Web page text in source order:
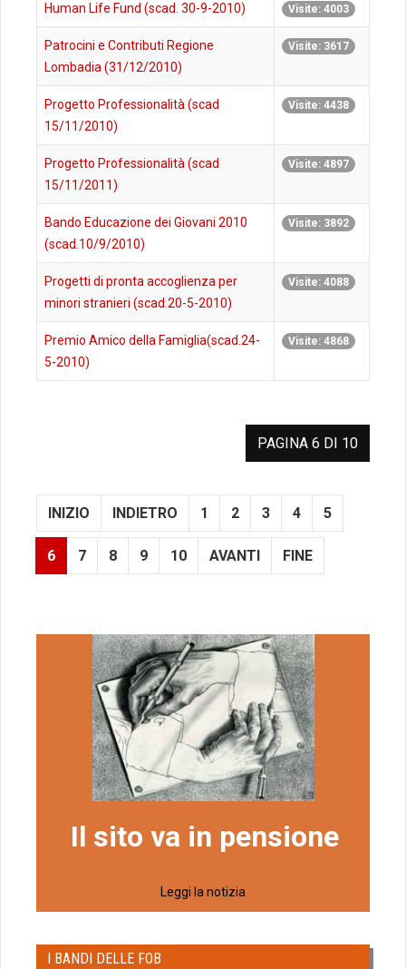
Human Life Fund (scad. 30-9-2010) Visite: 4003
Patrocini e Contributi Regione
Lombadia (31/12/2010)
Visite: 3617
Progetto Professionalità (scad
15/11/2010)
Visite: 4438
Progetto Professionalità (scad
15/11/2011)
Visite: 4897
Bando Educazione dei Giovani 2010
(scad.10/9/2010)
Visite: 3892
Progetti di pronta accoglienza per
minori stranieri (scad.20-5-2010)
Visite: 4088
Premio Amico della Famiglia(scad.24-
5-2010)
Visite: 4868
PAGINA 6 DI 10
INIZIO INDIETRO 1 2 3 4 5
6 7 8 9 10 AVANTI FINE
Il sito va in pensione
Leggi la notizia
I BANDI DELLE FOB